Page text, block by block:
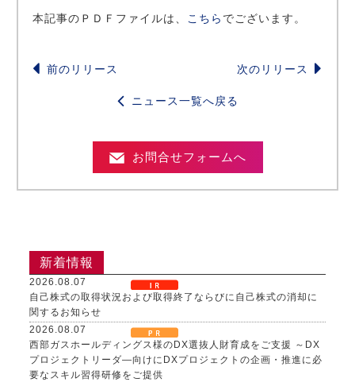
本記事のＰＤＦファイルは、 こちら でございます。
前のリリース 次のリリース
ニュース一覧へ戻る
お問合せフォームへ
新着情報
2026.08.07
自己株式の取得状況および取得終了ならびに自己株式の消却に
関するお知らせ
2026.08.07
西部ガスホールディングス様のDX選抜人財育成をご支援 ～DX
プロジェクトリーダ―向けにDXプロジェクトの企画・推進に必
要なスキル習得研修をご提供